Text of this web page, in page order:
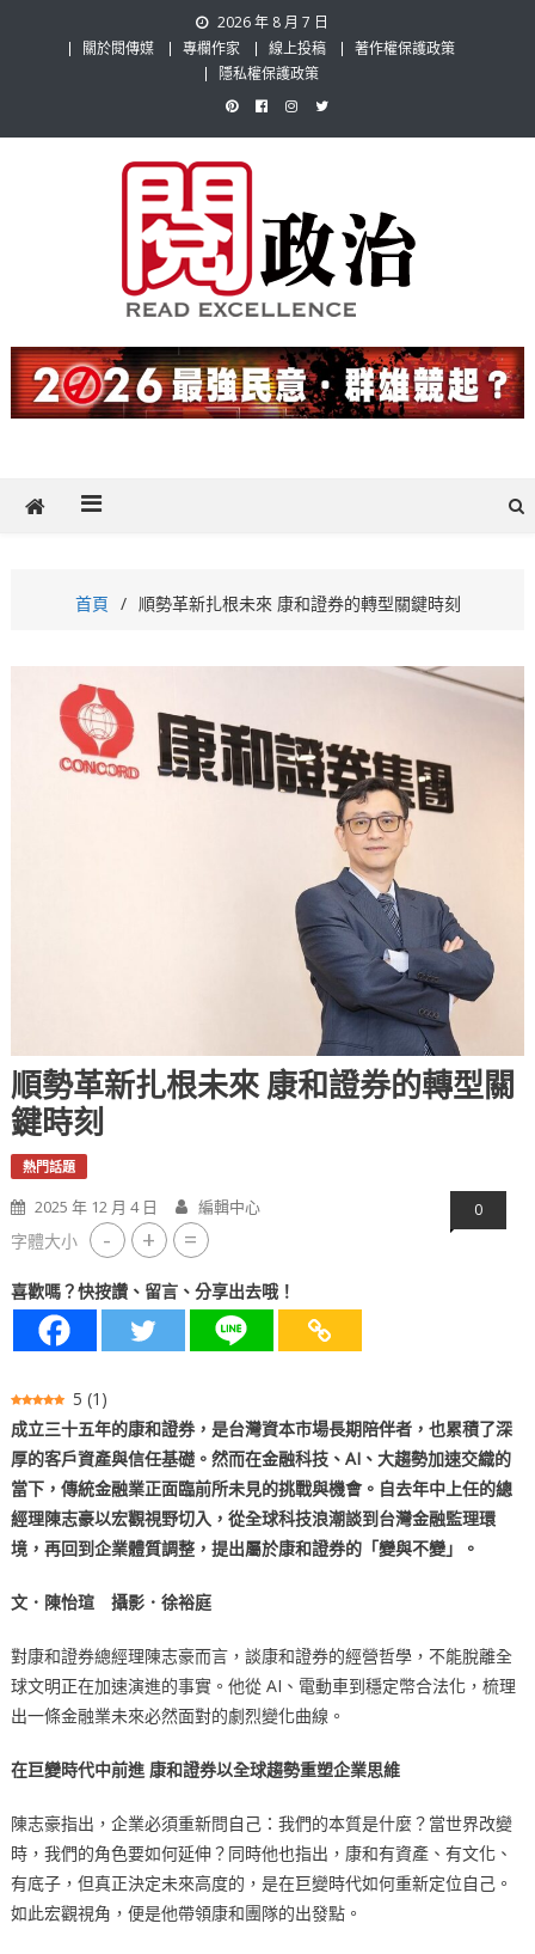
2026 年 8 月 7 日
關於閱傳媒
專欄作家 線上投稿
著作權保護政策
隱私權保護政策
閱政治 Read Gov News
題，也要專業評論，閱政治與多元的政治評論家與專欄作家邀稿合作，
讓讀者有最多元和專業的選擇。
首頁 順勢革新扎根未來 康和證券的轉型關鍵時刻
順勢革新扎根未來 康和證券的轉型關
鍵時刻
熱門話題
2025 年 12 月 4 日 編輯中心 0
字體大小 - + =
喜歡嗎？快按讚、留言、分享出去哦！
5 (1 )
成立三十五年的康和證券，是台灣資本市場長期陪伴者，也累積了深
厚的客戶資產與信任基礎。然而在金融科技、AI、大趨勢加速交織的
當下，傳統金融業正面臨前所未見的挑戰與機會。自去年中上任的總
經理陳志豪以宏觀視野切入，從全球科技浪潮談到台灣金融監理環
境，再回到企業體質調整，提出屬於康和證券的「變與不變」。
文．陳怡瑄 攝影．徐裕庭
對康和證券總經理陳志豪而言，談康和證券的經營哲學，不能脫離全
球文明正在加速演進的事實。他從 AI、電動車到穩定幣合法化，梳理
出一條金融業未來必然面對的劇烈變化曲線。
在巨變時代中前進 康和證券以全球趨勢重塑企業思維
陳志豪指出，企業必須重新問自己：我們的本質是什麼？當世界改變
時，我們的角色要如何延伸？同時他也指出，康和有資產、有文化、
有底子，但真正決定未來高度的，是在巨變時代如何重新定位自己。
如此宏觀視角，便是他帶領康和團隊的出發點。